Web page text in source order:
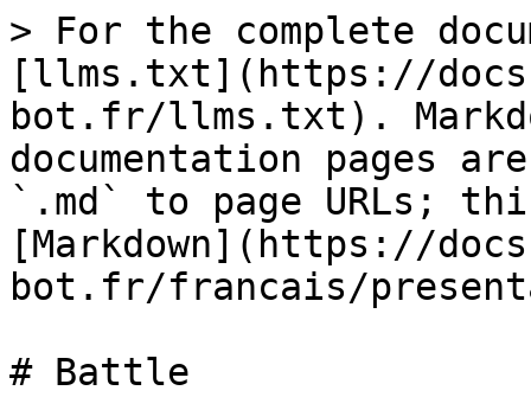
> For the complete
[llms.txt](https://
bot.fr/llms.txt).
documentation pages
`.md` to page URLs;
[Markdown](https://
bot.fr/francais/
# Battle